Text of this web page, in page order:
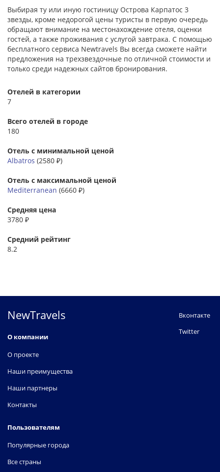
Выбирая ту или иную гостиницу Острова Карпатос 3
звезды, кроме недорогой цены туристы в первую очередь
обращают внимание на местонахождение отеля, оценки
гостей, а также проживания с услугой завтрака. С помощью
бесплатного сервиса Newtravels Вы всегда сможете найти
предложения на трехзвездочные по отличной стоимости и
только среди надежных сайтов бронирования.
Отелей в категории
7
Всего отелей в городе
180
Отель с минимальной ценой
Albatros (2580 ₽)
Отель с максимальной ценой
Mediterranean (6660 ₽)
Средняя цена
3780 ₽
Средний рейтинг
8.2
NewTravels
О компании
О проекте
Наши преимущества
Наши партнеры
Контакты
Пользователям
Популярные города
Все страны
Вконтакте
Twitter